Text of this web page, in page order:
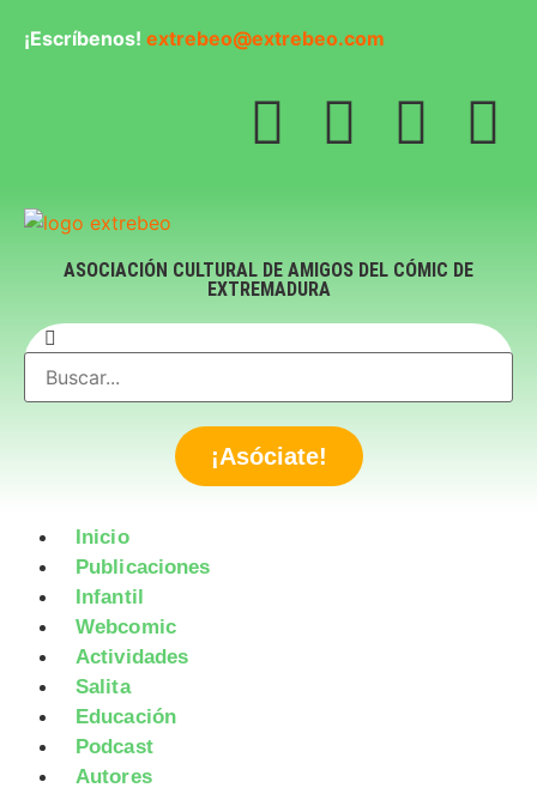
¡Escríbenos! extrebeo@extrebeo.com
ASOCIACIÓN CULTURAL DE AMIGOS DEL CÓMIC DE
EXTREMADURA
¡Asóciate!
Inicio
Publicaciones
Infantil
Webcomic
Actividades
Salita
Educación
Podcast
Autores